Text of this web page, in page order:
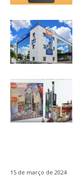
15 de março de 2024